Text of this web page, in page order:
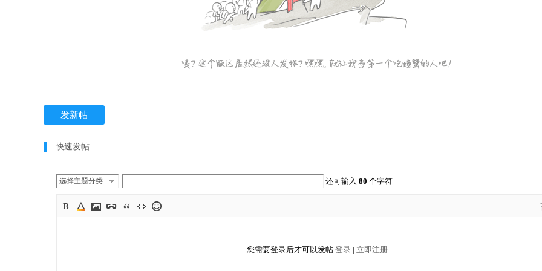
发新帖
快速发帖
选择主题分类 还可输入80 个字符
您需要登录后才可以发帖 登录 | 立即注册